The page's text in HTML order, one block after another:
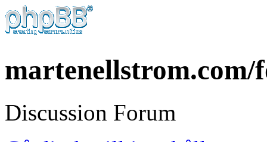
martenellstrom.com/
Discussion Forum